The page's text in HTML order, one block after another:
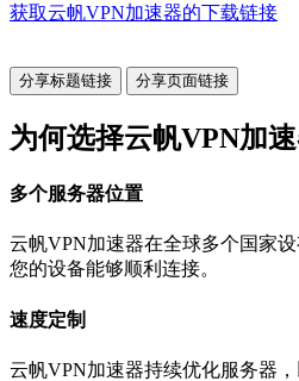
获取云帆VPN加速器的下载链接
分享标题链接 分享页面链接
为何选择云帆VPN加
多个服务器位置
云帆VPN加速器在全球多个国家
您的设备能够顺利连接。
速度定制
云帆VPN加速器持续优化服务器